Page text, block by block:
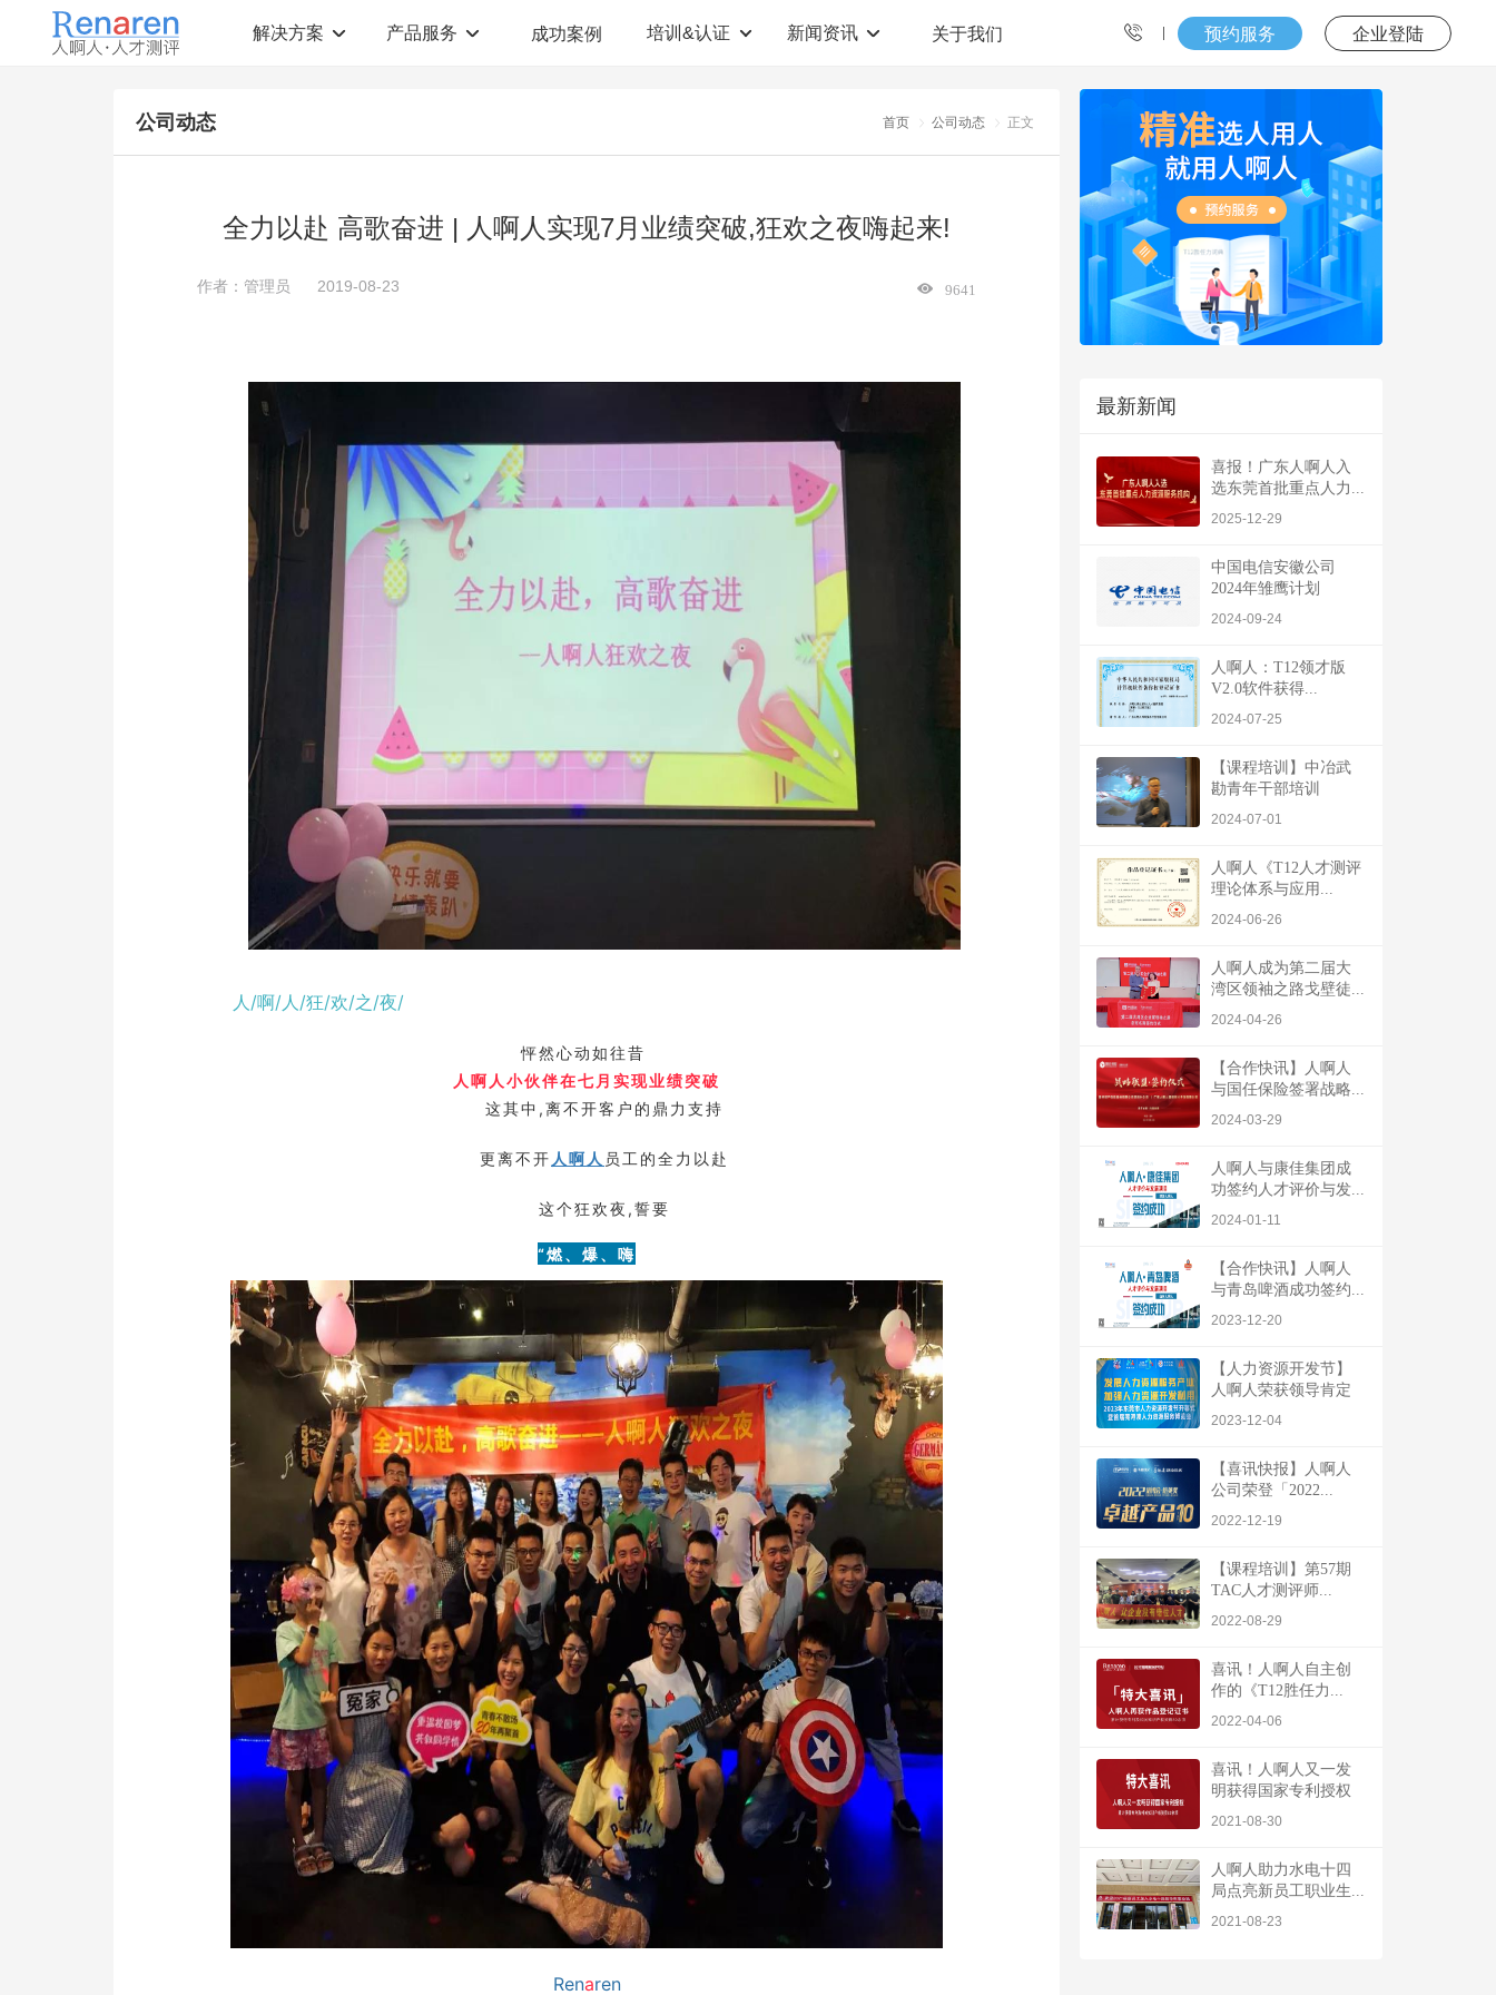
解决方案
测评解决方案
人才盘点
员工生涯规划 360°在线评估
企业管理咨询
产品服务
人才测评产品
青年干部能力测评
人才测评工具 AI招聘测评工具
人啊人测评云系统
成功案例 培训&认证 新闻资讯 关于我们 预约服务 企业登陆
公司动态 首页 公司动态 正文
全力以赴 高歌奋进 | 人啊人实现7月业绩突破,狂欢之夜嗨起来!
作者：管理员 2019-08-23 9641
人/啊/人/狂/欢/之/夜/
怦然心动如往昔
人啊人小伙伴在七月实现业绩突破
这其中,离不开客户的鼎力支持
更离不开 人啊人 员工的全力以赴
这个狂欢夜,誓要
“燃、爆、嗨
Renaren
最新新闻
喜报！广东人啊人入
选东莞首批重点人力...
2025-12-29
中国电信安徽公司
2024年雏鹰计划
2024-09-24
人啊人：T12领才版
V2.0软件获得...
2024-07-25
【课程培训】中冶武
勘青年干部培训
2024-07-01
人啊人《T12人才测评
理论体系与应用...
2024-06-26
人啊人成为第二届大
湾区领袖之路戈壁徒...
2024-04-26
【合作快讯】人啊人
与国任保险签署战略...
2024-03-29
人啊人与康佳集团成
功签约人才评价与发...
2024-01-11
【合作快讯】人啊人
与青岛啤酒成功签约...
2023-12-20
【人力资源开发节】
人啊人荣获领导肯定
2023-12-04
【喜讯快报】人啊人
公司荣登「2022...
2022-12-19
【课程培训】第57期
TAC人才测评师...
2022-08-29
喜讯！人啊人自主创
作的《T12胜任力...
2022-04-06
喜讯！人啊人又一发
明获得国家专利授权
2021-08-30
人啊人助力水电十四
局点亮新员工职业生...
2021-08-23